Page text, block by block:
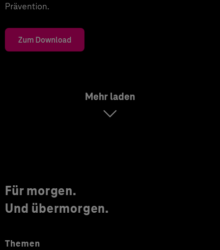
Prävention.
Zum Download
Mehr laden
Für morgen.
Und übermorgen.
Themen